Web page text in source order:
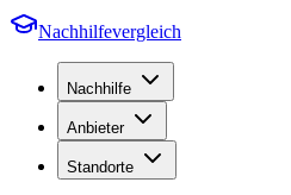
Nachhilfevergleich
Nachhilfe
Anbieter
Standorte